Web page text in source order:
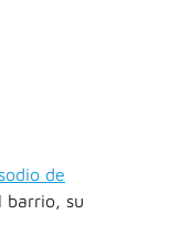
de
barrio, su